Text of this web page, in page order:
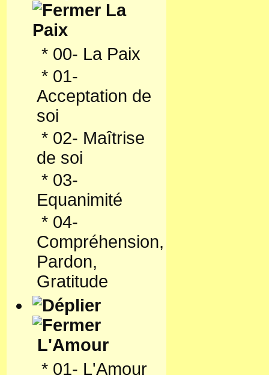
La
Paix
* 00- La Paix
* 01-
Acceptation de
soi
* 02- Maîtrise
de soi
* 03-
Equanimité
* 04-
Compréhension,
Pardon,
Gratitude
L'Amour
* 01- L'Amour